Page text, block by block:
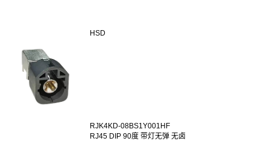
HSD
RJK4KD-08BS1Y001HF
RJ45 DIP 90度 带灯无弹 无卤